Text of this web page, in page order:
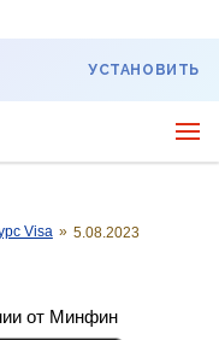
УСТАНОВИТЬ
Visa » 5.08.2023
от Минфин